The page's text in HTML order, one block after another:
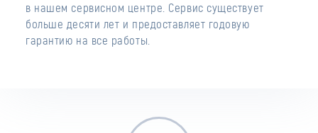
в нашем сервисном центре. Сервис существует
больше десяти лет и предоставляет годовую
гарантию на все работы.